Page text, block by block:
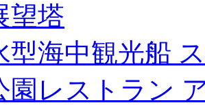
望塔
型海中観光船
園レストラン